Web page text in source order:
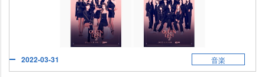
2022-03-31 音楽